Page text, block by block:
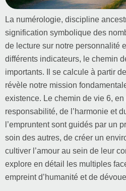
La numérologie, discipline
signification symbolique des
de lecture sur notre personnalité
différents indicateurs, le chemin
importants. Il se calcule à partir
révèle notre mission
existence. Le chemin de vie 6,
responsabilité, de l’harmonie et
l’empruntent sont guidés par un
soin des autres, de créer un
cultiver l’amour au sein de leur
explore en détail les multiples
empreint d’humanité et de